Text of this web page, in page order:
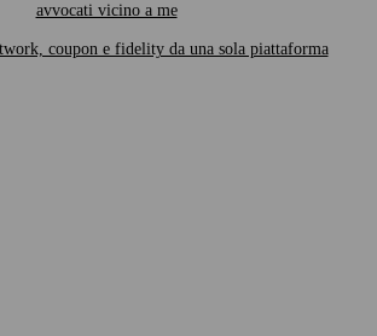
avvocati vicino a me
coupon e fidelity da una sola piattaforma